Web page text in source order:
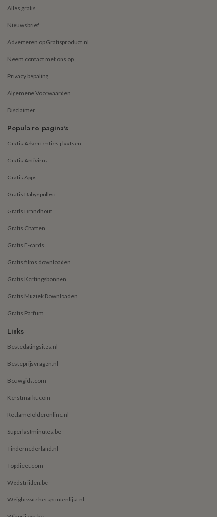
Alles gratis
Nieuwsbrief
Adverteren op Gratisproduct.nl
Neem contact met ons op
Privacy bepaling
Algemene Voorwaarden
Disclaimer
Populaire pagina's
Gratis Advertenties plaatsen
Gratis Antivirus
Gratis Apps
Gratis Babyspullen
Gratis Brandhout
Gratis Chatten
Gratis E-cards
Gratis films downloaden
Gratis Kortingsbonnen
Gratis Muziek Downloaden
Gratis Parfum
Links
Bestedatingsites.nl
Besteprijsvragen.nl
Bouwgids.com
Kerstmarkt.com
Reclamefolderonline.nl
Superlastminutes.be
Tindernederland.nl
Topdieet.com
Wedstrijden.be
Weightwatcherspuntenlijst.nl